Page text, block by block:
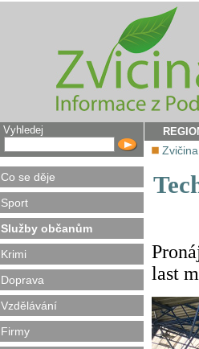
Vyhledej
Co se děje
Sport
Služby občanům
Krimi
Doprava
Vzdělávání
Firmy
Zvičina
last